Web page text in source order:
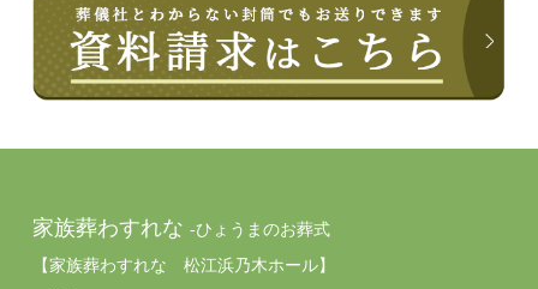
家族葬わすれな -ひょうまのお葬式
【家族葬わすれな 松江浜乃木ホール】